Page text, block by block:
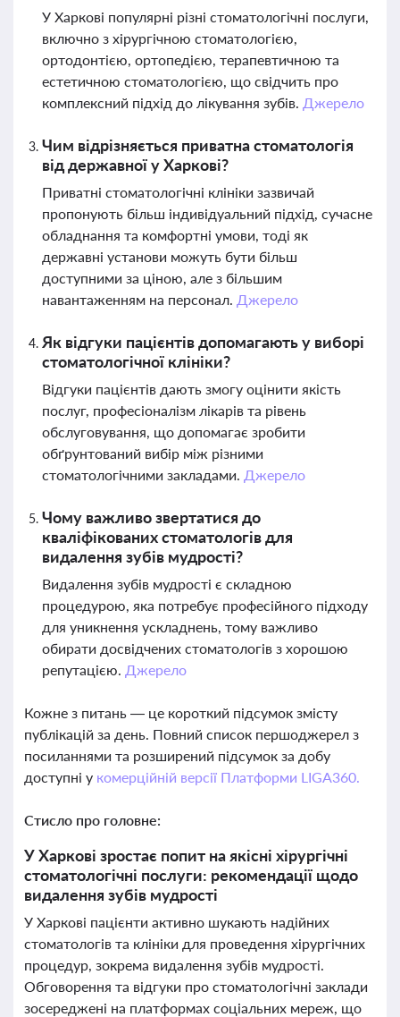
У Харкові популярні різні стоматологічні послуги,
включно з хірургічною стоматологією,
ортодонтією, ортопедією, терапевтичною та
естетичною стоматологією, що свідчить про
комплексний підхід до лікування зубів. Джерело
Чим відрізняється приватна стоматологія
від державної у Харкові?
Приватні стоматологічні клініки зазвичай
пропонують більш індивідуальний підхід, сучасне
обладнання та комфортні умови, тоді як
державні установи можуть бути більш
доступними за ціною, але з більшим
навантаженням на персонал. Джерело
Як відгуки пацієнтів допомагають у виборі
стоматологічної клініки?
Відгуки пацієнтів дають змогу оцінити якість
послуг, професіоналізм лікарів та рівень
обслуговування, що допомагає зробити
обґрунтований вибір між різними
стоматологічними закладами. Джерело
Чому важливо звертатися до
кваліфікованих стоматологів для
видалення зубів мудрості?
Видалення зубів мудрості є складною
процедурою, яка потребує професійного підходу
для уникнення ускладнень, тому важливо
обирати досвідчених стоматологів з хорошою
репутацією. Джерело
Кожне з питань — це короткий підсумок змісту
публікацій за день. Повний список першоджерел з
посиланнями та розширений підсумок за добу
доступні у комерційній версії Платформи LIGA360.
Стисло про головне:
У Харкові зростає попит на якісні хірургічні
стоматологічні послуги: рекомендації щодо
видалення зубів мудрості
У Харкові пацієнти активно шукають надійних
стоматологів та клініки для проведення хірургічних
процедур, зокрема видалення зубів мудрості.
Обговорення та відгуки про стоматологічні заклади
зосереджені на платформах соціальних мереж, що